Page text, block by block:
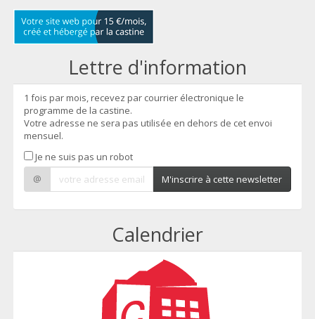
Lettre d'information
1 fois par mois, recevez par courrier électronique le
programme de la castine.
Votre adresse ne sera pas utilisée en dehors de cet envoi
mensuel.
Je ne suis pas un robot
@
M'inscrire à cette newsletter
Calendrier